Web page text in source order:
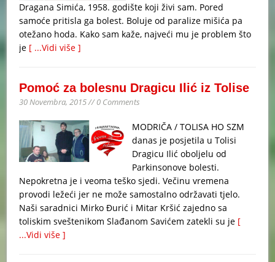
Dragana Simića, 1958. godište koji živi sam. Pored
samoće pritisla ga bolest. Boluje od paralize mišića pa
otežano hoda. Kako sam kaže, najveći mu je problem što
je [ ...Vidi više ]
Pomoć za bolesnu Dragicu Ilić iz Tolise
30 Novembra, 2015 // 0 Comments
MODRIČA / TOLISA HO SZM
danas je posjetila u Tolisi
Dragicu Ilić oboljelu od
Parkinsonove bolesti.
Nepokretna je i veoma teško sjedi. Večinu vremena
provodi ležeći jer ne može samostalno održavati tjelo.
Naši saradnici Mirko Đurić i Mitar Kršić zajedno sa
toliskim sveštenikom Slađanom Savićem zatekli su je [
...Vidi više ]